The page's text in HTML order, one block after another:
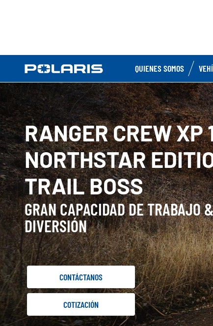
QUIENES SOMOS
RANGER CREW XP
NORTHSTAR
TRAIL BOSS
GRAN CAPACIDAD DE TRABAJO
DIVERSIÓN
CONTÁCTANOS
COTIZACIÓN